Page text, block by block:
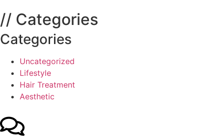
// Categories
Categories
Uncategorized
Lifestyle
Hair Treatment
Aesthetic